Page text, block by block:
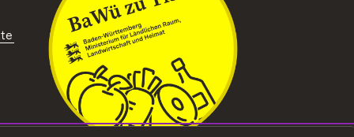
in neuem Fenster)